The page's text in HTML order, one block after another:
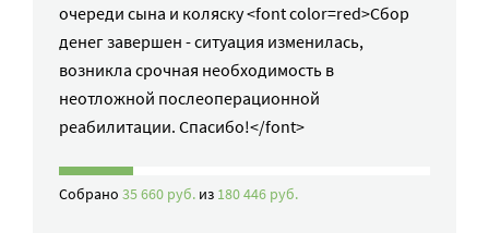
очереди сына и коляску <font color=red>Сбор
денег завершен - ситуация изменилась,
возникла срочная необходимость в
неотложной послеоперационной
реабилитации. Спасибо!</font>
Собрано 35 660 руб. из 180 446 руб.